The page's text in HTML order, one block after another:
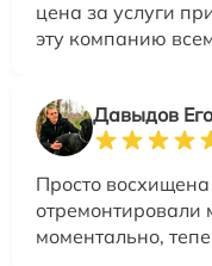
цена за услуги
эту компанию
Давыдов
Просто
отремонтировали
моментально,